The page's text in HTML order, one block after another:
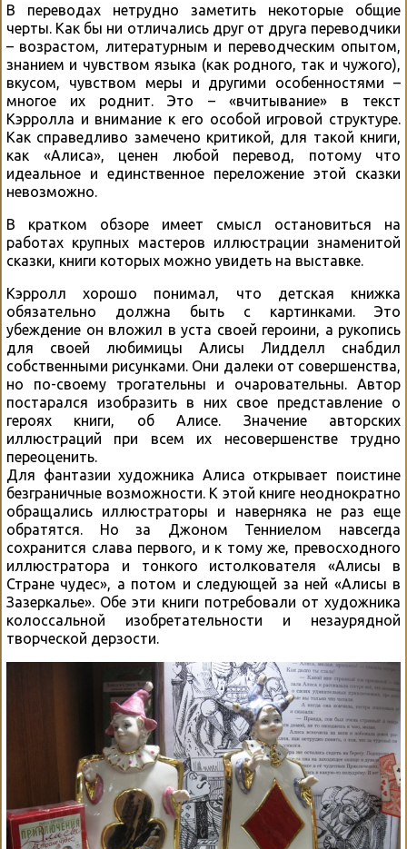
В переводах нетрудно заметить некоторые общие
черты. Как бы ни отличались друг от друга переводчики
– возрастом, литературным и переводческим опытом,
знанием и чувством языка (как родного, так и чужого),
вкусом, чувством меры и другими особенностями –
многое их роднит. Это – «вчитывание» в текст
Кэрролла и внимание к его особой игровой структуре.
Как справедливо замечено критикой, для такой книги,
как «Алиса», ценен любой перевод, потому что
идеальное и единственное переложение этой сказки
невозможно.
В кратком обзоре имеет смысл остановиться на
работах крупных мастеров иллюстрации знаменитой
сказки, книги которых можно увидеть на выставке.
Кэрролл хорошо понимал, что детская книжка
обязательно должна быть с картинками. Это
убеждение он вложил в уста своей героини, а рукопись
для своей любимицы Алисы Лидделл снабдил
собственными рисунками. Они далеки от совершенства,
но по-своему трогательны и очаровательны. Автор
постарался изобразить в них свое представление о
героях книги, об Алисе. Значение авторских
иллюстраций при всем их несовершенстве трудно
переоценить.
Для фантазии художника Алиса открывает поистине
безграничные возможности. К этой книге неоднократно
обращались иллюстраторы и наверняка не раз еще
обратятся. Но за Джоном Тенниелом навсегда
сохранится слава первого, и к тому же, превосходного
иллюстратора и тонкого истолкователя «Алисы в
Стране чудес», а потом и следующей за ней «Алисы в
Зазеркалье». Обе эти книги потребовали от художника
колоссальной изобретательности и незаурядной
творческой дерзости.